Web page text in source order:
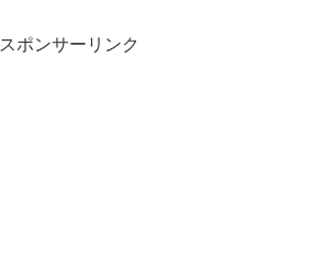
スポンサーリンク